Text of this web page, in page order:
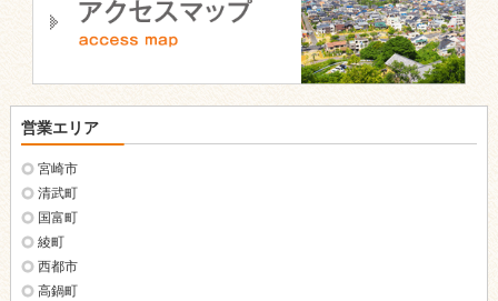
営業エリア
宮崎市
清武町
国富町
綾町
西都市
高鍋町